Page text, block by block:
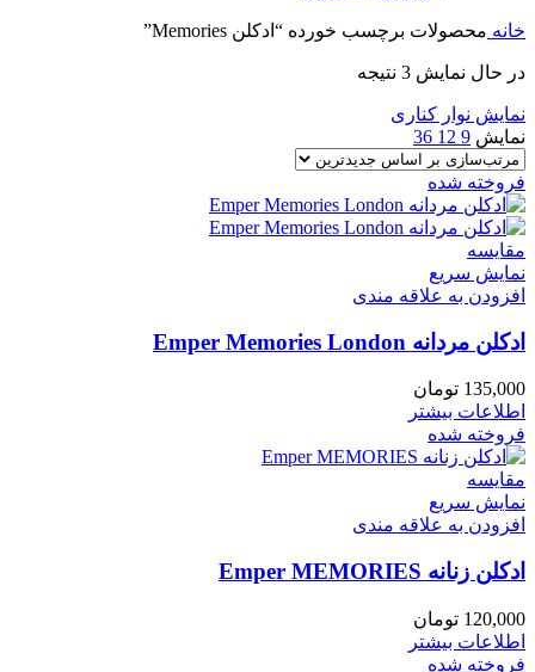
خانه محصولات برچسب خورده “ادکلن Memories”
در حال نمایش 3 نتیجه
نمایش نوار کناری
نمایش 9
12
36
فروخته شده
مقايسه
نمایش سریع
افزودن به علاقه مندی
ادکلن مردانه Emper Memories London
135,000 تومان
اطلاعات بیشتر
فروخته شده
مقايسه
نمایش سریع
افزودن به علاقه مندی
ادکلن زنانه Emper MEMORIES
120,000 تومان
اطلاعات بیشتر
فروخته شده